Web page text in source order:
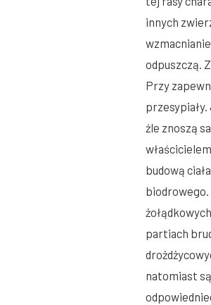
innych
odpuszczą.
Przy
źle znoszą
budową
partiach
natomiast